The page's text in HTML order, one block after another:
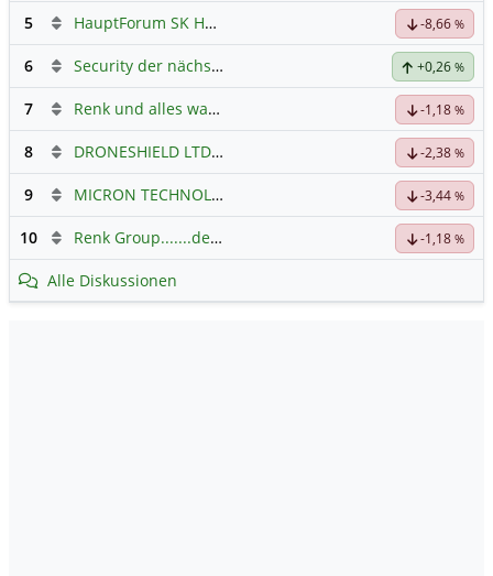
5 HauptForum SK HYNIC -8,66 %
6 Security der nächsten Generation +0,26 %
7 Renk und alles was dazugehört -1,18 %
8 DRONESHIELD LTDHauptdiskussion -2,38 %
9 MICRON TECHNOLOGY -3,44 %
10 Renk Group.......der Weg zum Erfolg -1,18 %
Alle Diskussionen